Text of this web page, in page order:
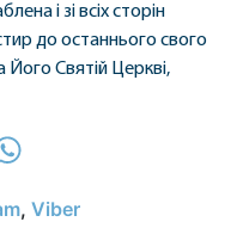
і зі всіх сторін
до останнього свого
Святій Церкві,
, Viber